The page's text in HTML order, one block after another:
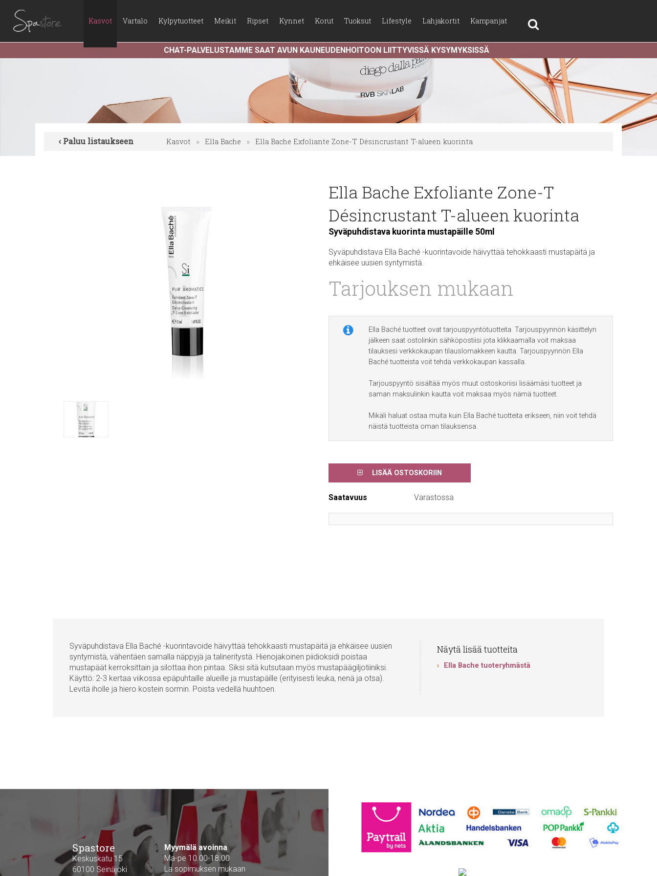
Kasvot Vartalo Kylpytuotteet Meikit Ripset Kynnet Korut Tuoksut Lifestyle Lahjakortit Kampanjat
CHAT-PALVELUSTAMME SAAT AVUN KAUNEUDENHOITOON LIITTYVISSÄ KYSYMYKSISSÄ
‹ Paluu listaukseen Kasvot » Ella Bache » Ella Bache Exfoliante Zone-T Désincrustant T-alueen kuorinta
Ella Bache Exfoliante Zone-T
Désincrustant T-alueen kuorinta
Syväpuhdistava kuorinta mustapäille 50ml
Syväpuhdistava Ella Baché -kuorintavoide häivyttää tehokkaasti mustapäitä ja
ehkäisee uusien syntymistä.
Tarjouksen mukaan
LISÄÄ OSTOSKORIIN
Saatavuus Varastossa
Syväpuhdistava Ella Baché -kuorintavoide häivyttää tehokkaasti mustapäitä ja ehkäisee uusien
syntymistä, vähentäen samalla näppyjä ja talineritystä. Hienojakoinen piidioksidi poistaa
mustapäät kerroksittain ja silottaa ihon pintaa. Siksi sitä kutsutaan myös mustapäägiljotiiniksi.
Käyttö: 2-3 kertaa viikossa epäpuhtaille alueille ja mustapäille (erityisesti leuka, nenä ja otsa).
Levitä iholle ja hiero kostein sormin. Poista vedellä huuhtoen.
Näytä lisää tuotteita
Ella Bache tuoteryhmästä
Spastore
Keskuskatu 15
60100 Seinäjoki
Myymälä avoinna
Ma-pe 10.00-18.00
La sopimuksen mukaan